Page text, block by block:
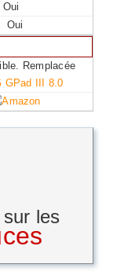
Oui
Oui
Remplacée
GPad III 8.0
les